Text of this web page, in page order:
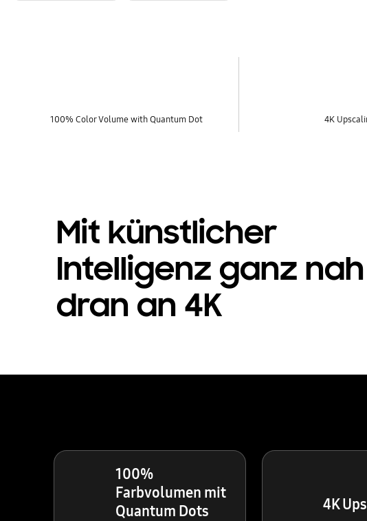
100% Color Volume with Quantum Dot 4K
Mit künstlicher
Intelligenz ganz nah
dran an 4K
100%
Farbvolumen mit
Quantum Dots
4K